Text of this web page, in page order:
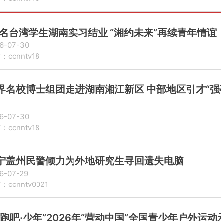
台湾学生湖南实习结业 “湘约未来”再续青年情谊
07-30
ccnntv18
名校博士组团走进湖南湘江新区 中部地区引才“
07-30
ccnntv18
盖州民警倾力为外地研究生寻回遗失电脑
07-29
ccnntv0021
吧·少年”2026年“营动中国”全国青少年户外运